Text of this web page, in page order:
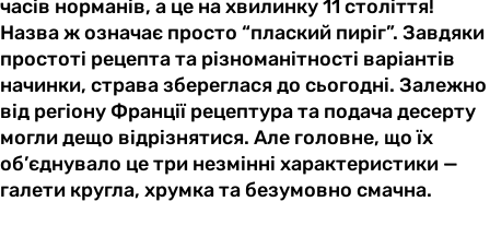
часів норманів, а це на хвилинку 11 століття!
Назва ж означає просто “плаский пиріг”. Завдяки
простоті рецепта та різноманітності варіантів
начинки, страва збереглася до сьогодні. Залежно
від регіону Франції рецептура та подача десерту
могли дещо відрізнятися. Але головне, що їх
об’єднувало це три незмінні характеристики —
галети кругла, хрумка та безумовно смачна.